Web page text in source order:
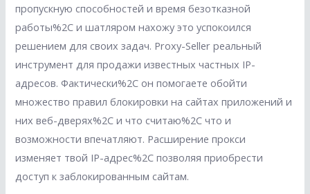
пропускную способностей и время безотказной
работы%2C и шатляром нахожу это успокоился
решением для своих задач. Proxy-Seller реальный
инструмент для продажи известных частных IP-
адресов. Фактически%2C он помогаете обойти
множество правил блокировки на сайтах приложений и
них веб-дверях%2C и что считаю%2C что и
возможности впечатляют. Расширение прокси
изменяет твой IP-адрес%2C позволяя приобрести
доступ к заблокированным сайтам.